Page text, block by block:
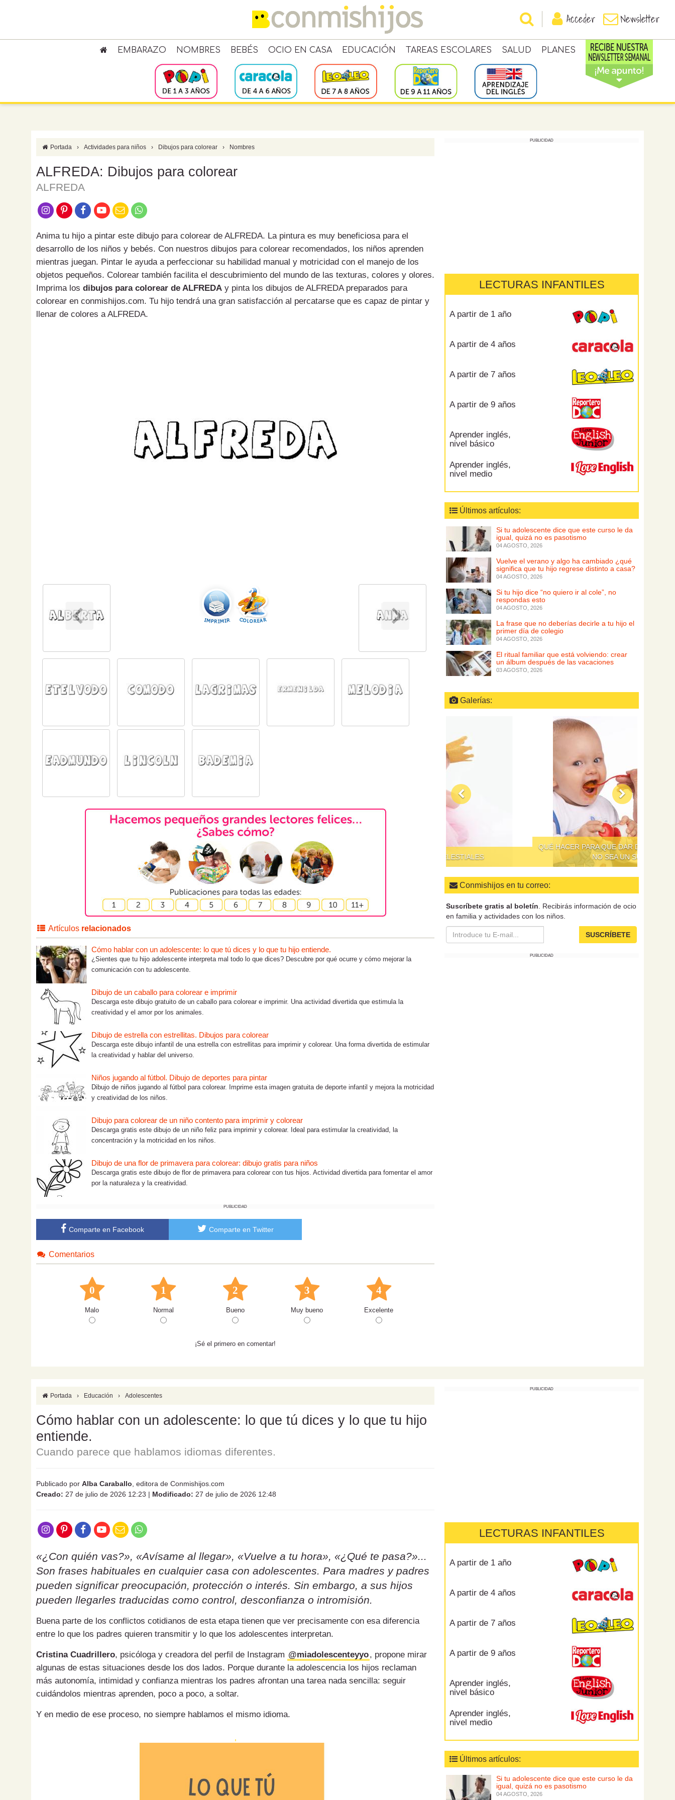
Acceder Newsletter
EMBARAZO NOMBRES BEBÉS OCIO EN CASA EDUCACIÓN TAREAS ESCOLARES SALUD PLANES
Portada › Actividades para niños › Dibujos para colorear › Nombres
ALFREDA: Dibujos para colorear
ALFREDA
Anima tu hijo a pintar este dibujo para colorear de ALFREDA. La pintura es muy beneficiosa para el
desarrollo de los niños y bebés. Con nuestros dibujos para colorear recomendados, los niños aprenden
mientras juegan. Pintar le ayuda a perfeccionar su habilidad manual y motricidad con el manejo de los
objetos pequeños. Colorear también facilita el descubrimiento del mundo de las texturas, colores y olores.
Imprima los dibujos para colorear de ALFREDA y pinta los dibujos de ALFREDA preparados para
colorear en conmishijos.com. Tu hijo tendrá una gran satisfacción al percatarse que es capaz de pintar y
llenar de colores a ALFREDA.
Artículos relacionados
Cómo hablar con un adolescente: lo que tú dices y lo que tu hijo entiende.
¿Sientes que tu hijo adolescente interpreta mal todo lo que dices? Descubre por qué ocurre y cómo mejorar la
comunicación con tu adolescente.
Dibujo de un caballo para colorear e imprimir
Descarga este dibujo gratuito de un caballo para colorear e imprimir. Una actividad divertida que estimula la
creatividad y el amor por los animales.
Dibujo de estrella con estrellitas. Dibujos para colorear
Descarga este dibujo infantil de una estrella con estrellitas para imprimir y colorear. Una forma divertida de estimular
la creatividad y hablar del universo.
Niños jugando al fútbol. Dibujo de deportes para pintar
Dibujo de niños jugando al fútbol para colorear. Imprime esta imagen gratuita de deporte infantil y mejora la motricidad
y creatividad de los niños.
Dibujo para colorear de un niño contento para imprimir y colorear
Descarga gratis este dibujo de un niño feliz para imprimir y colorear. Ideal para estimular la creatividad, la
concentración y la motricidad en los niños.
Dibujo de una flor de primavera para colorear: dibujo gratis para niños
Descarga gratis este dibujo de flor de primavera para colorear con tus hijos. Actividad divertida para fomentar el amor
por la naturaleza y la creatividad.
PUBLICIDAD
Comparte en Facebook Comparte en Twitter
Comentarios
0
Malo
1
Normal
2
Bueno
3
Muy bueno
4
Excelente
¡Sé el primero en comentar!
PUBLICIDAD
LECTURAS INFANTILES
A partir de 1 año
A partir de 4 años
A partir de 7 años
A partir de 9 años
Aprender inglés,
nivel básico
Aprender inglés,
nivel medio
Últimos artículos:
Si tu adolescente dice que este curso le da
igual, quizá no es pasotismo
04 AGOSTO, 2026
Vuelve el verano y algo ha cambiado ¿qué
significa que tu hijo regrese distinto a casa?
04 AGOSTO, 2026
Si tu hijo dice “no quiero ir al cole”, no
respondas esto
04 AGOSTO, 2026
La frase que no deberías decirle a tu hijo el
primer día de colegio
04 AGOSTO, 2026
El ritual familiar que está volviendo: crear
un álbum después de las vacaciones
03 AGOSTO, 2026
Galerías:
QUÉ HACER PARA QUE DAR DE COMER A LOS NIÑOS
NO SEA UN SUPLICIO
Conmishijos en tu correo:
Suscríbete gratis al boletín . Recibirás información de ocio
en familia y actividades con los niños.
SUSCRÍBETE
PUBLICIDAD
Portada › Educación › Adolescentes
Cómo hablar con un adolescente: lo que tú dices y lo que tu hijo
entiende.
Cuando parece que hablamos idiomas diferentes.
Publicado por Alba Caraballo , editora de Conmishijos.com
Creado: 27 de julio de 2026 12:23 | Modificado: 27 de julio de 2026 12:48
«¿Con quién vas?», «Avísame al llegar», «Vuelve a tu hora», «¿Qué te pasa?»...
Son frases habituales en cualquier casa con adolescentes. Para madres y padres
pueden significar preocupación, protección o interés. Sin embargo, a sus hijos
pueden llegarles traducidas como control, desconfianza o intromisión.
Buena parte de los conflictos cotidianos de esta etapa tienen que ver precisamente con esa diferencia
entre lo que los padres quieren transmitir y lo que los adolescentes interpretan.
Cristina Cuadrillero, psicóloga y creadora del perfil de Instagram @miadolescenteyyo, propone mirar
algunas de estas situaciones desde los dos lados. Porque durante la adolescencia los hijos reclaman
más autonomía, intimidad y confianza mientras los padres afrontan una tarea nada sencilla: seguir
cuidándolos mientras aprenden, poco a poco, a soltar.
Y en medio de ese proceso, no siempre hablamos el mismo idioma.
PUBLICIDAD
LECTURAS INFANTILES
A partir de 1 año
A partir de 4 años
A partir de 7 años
A partir de 9 años
Aprender inglés,
nivel básico
Aprender inglés,
nivel medio
Últimos artículos:
Si tu adolescente dice que este curso le da
igual, quizá no es pasotismo
04 AGOSTO, 2026